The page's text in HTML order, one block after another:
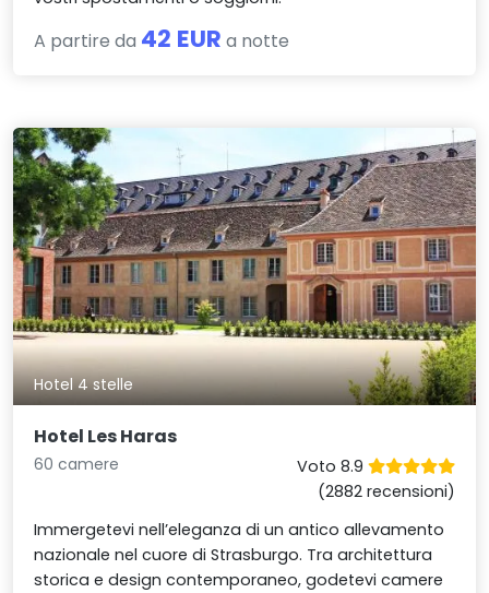
A partire da 42 EUR a notte
Hotel 4 stelle
Hotel Les Haras
60 camere
Voto 8.9
(2882 recensioni)
Immergetevi nell’eleganza di un antico allevamento
nazionale nel cuore di Strasburgo. Tra architettura
storica e design contemporaneo, godetevi camere